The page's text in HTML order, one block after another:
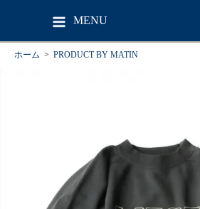
MENU
ホーム > PRODUCT BY MATIN